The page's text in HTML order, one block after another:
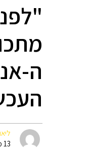
ה-
13 מאי, 2019 09:23